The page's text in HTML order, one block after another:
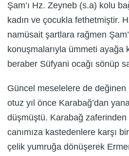
Şam’ı Hz. Zeyneb (s.a) kolu
kadın ve çocukla fethetmiştir.
namüsait şartlara rağmen
konuşmalarıyla ümmeti ayağa
beraber Süfyani ocağı sönüp
Güncel meselelere de
otuz yıl önce Karabağ’dan
düşmüştü. Karabağ zaferinden
canımıza kastedenlere karşı
çelik yumruğa dönüşerek